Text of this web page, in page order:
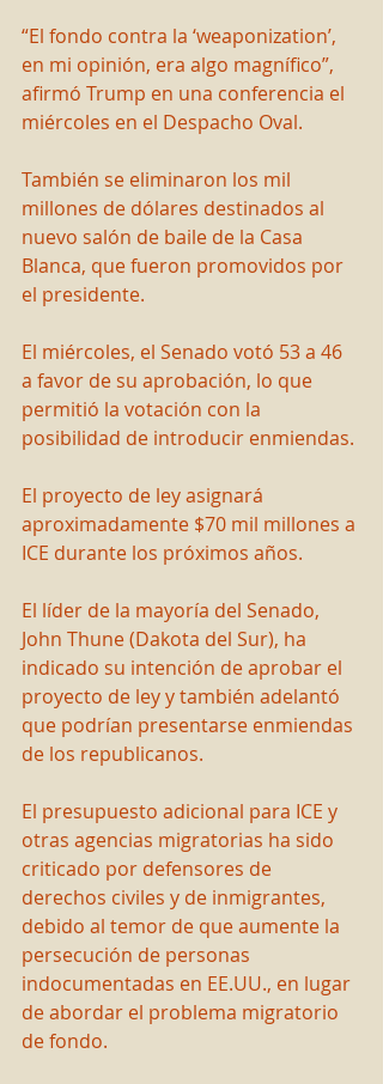
“El fondo contra la ‘weaponization’,
en mi opinión, era algo magnífico”,
afirmó Trump en una conferencia el
miércoles en el Despacho Oval.
También se eliminaron los mil
millones de dólares destinados al
nuevo salón de baile de la Casa
Blanca, que fueron promovidos por
el presidente.
El miércoles, el Senado votó 53 a 46
a favor de su aprobación, lo que
permitió la votación con la
posibilidad de introducir enmiendas.
El proyecto de ley asignará
aproximadamente $70 mil millones a
ICE durante los próximos años.
El líder de la mayoría del Senado,
John Thune (Dakota del Sur), ha
indicado su intención de aprobar el
proyecto de ley y también adelantó
que podrían presentarse enmiendas
de los republicanos.
El presupuesto adicional para ICE y
otras agencias migratorias ha sido
criticado por defensores de
derechos civiles y de inmigrantes,
debido al temor de que aumente la
persecución de personas
indocumentadas en EE.UU., en lugar
de abordar el problema migratorio
de fondo.